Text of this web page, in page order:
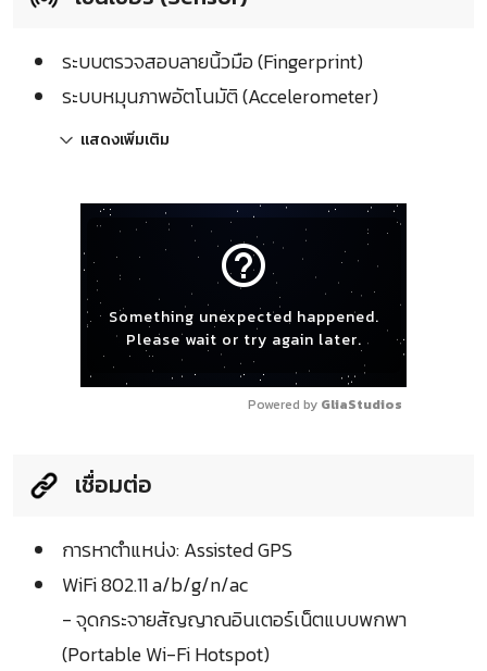
ระบบตรวจสอบลายนิ้วมือ (Fingerprint)
ระบบหมุนภาพอัตโนมัติ (Accelerometer)
แสดงเพิ่มเติม
help_outline
Something unexpected happened.
Please wait or try again later.
Powered by GliaStudios
เชื่อมต่อ
การหาตำแหน่ง: Assisted GPS
WiFi 802.11 a/b/g/n/ac
- จุดกระจายสัญญาณอินเตอร์เน็ตแบบพกพา
(Portable Wi-Fi Hotspot)